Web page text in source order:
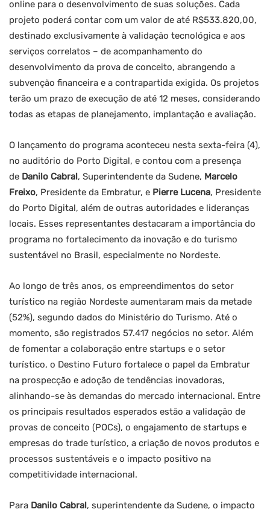
online para o desenvolvimento de suas soluções. Cada
projeto poderá contar com um valor de até R$533.820,00,
destinado exclusivamente à validação tecnológica e aos
serviços correlatos – de acompanhamento do
desenvolvimento da prova de conceito, abrangendo a
subvenção financeira e a contrapartida exigida. Os projetos
terão um prazo de execução de até 12 meses, considerando
todas as etapas de planejamento, implantação e avaliação.
O lançamento do programa aconteceu nesta sexta-feira (4),
no auditório do Porto Digital, e contou com a presença
de Danilo Cabral, Superintendente da Sudene, Marcelo
Freixo, Presidente da Embratur, e Pierre Lucena, Presidente
do Porto Digital, além de outras autoridades e lideranças
locais. Esses representantes destacaram a importância do
programa no fortalecimento da inovação e do turismo
sustentável no Brasil, especialmente no Nordeste.
Ao longo de três anos, os empreendimentos do setor
turístico na região Nordeste aumentaram mais da metade
(52%), segundo dados do Ministério do Turismo. Até o
momento, são registrados 57.417 negócios no setor. Além
de fomentar a colaboração entre startups e o setor
turístico, o Destino Futuro fortalece o papel da Embratur
na prospecção e adoção de tendências inovadoras,
alinhando-se às demandas do mercado internacional. Entre
os principais resultados esperados estão a validação de
provas de conceito (POCs), o engajamento de startups e
empresas do trade turístico, a criação de novos produtos e
processos sustentáveis e o impacto positivo na
competitividade internacional.
Para Danilo Cabral, superintendente da Sudene, o impacto